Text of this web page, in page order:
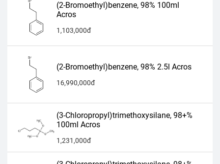
(2-Bromoethyl)benzene, 98% 100ml
Acros
1,103,000đ
(2-Bromoethyl)benzene, 98% 2.5l Acros
16,990,000đ
(3-Chloropropyl)trimethoxysilane, 98+%
100ml Acros
1,231,000đ